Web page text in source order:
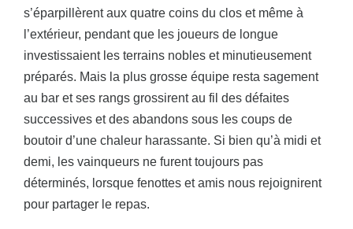
s’éparpillèrent aux quatre coins du clos et même à
l’extérieur, pendant que les joueurs de longue
investissaient les terrains nobles et minutieusement
préparés. Mais la plus grosse équipe resta sagement
au bar et ses rangs grossirent au fil des défaites
successives et des abandons sous les coups de
boutoir d’une chaleur harassante. Si bien qu’à midi et
demi, les vainqueurs ne furent toujours pas
déterminés, lorsque fenottes et amis nous rejoignirent
pour partager le repas.